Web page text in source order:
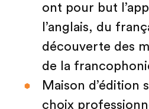
ont pour but
l’anglais, du
découverte des
de la
Maison d’édition
choix